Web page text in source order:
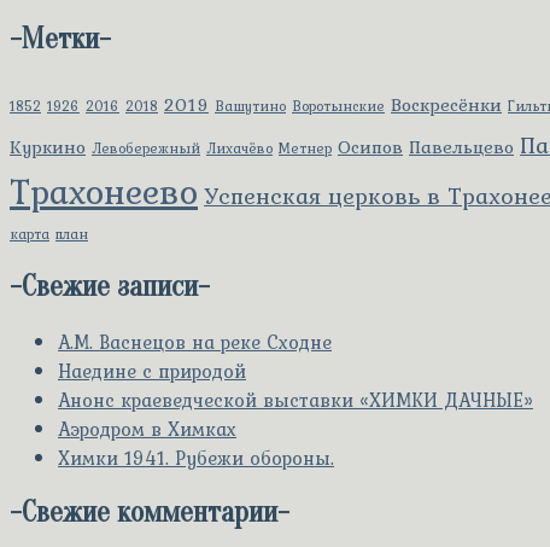
-Метки-
1852 1926 2016 2018 2019 Вашутино Воротынские Воскресёнки
Куркино Левобережный Лихачёво Метнер Осипов Павельцево
Трахонеево Успенская церковь в
карта план
-Свежие записи-
А.М. Васнецов на реке Сходне
Наедине с природой
Анонс краеведческой выставки «ХИМКИ ДАЧНЫЕ»
Аэродром в Химках
Химки 1941. Рубежи обороны.
-Свежие комментарии-